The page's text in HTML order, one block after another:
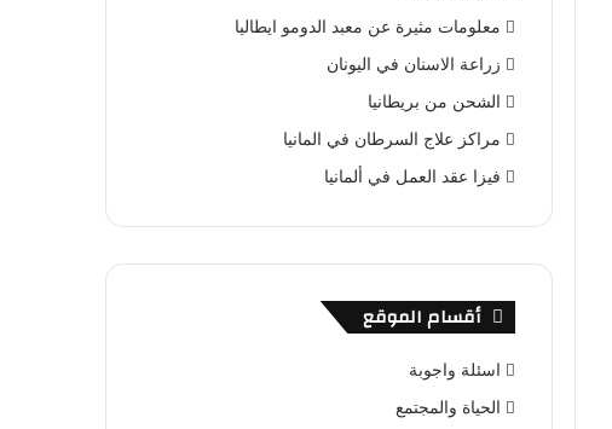
معلومات مثيرة عن معبد الدومو ايطاليا
زراعة الاسنان في اليونان
الشحن من بريطانيا
مراكز علاج السرطان في المانيا
فيزا عقد العمل في ألمانيا
أقسام الموقع
اسئلة واجوبة
الحياة والمجتمع